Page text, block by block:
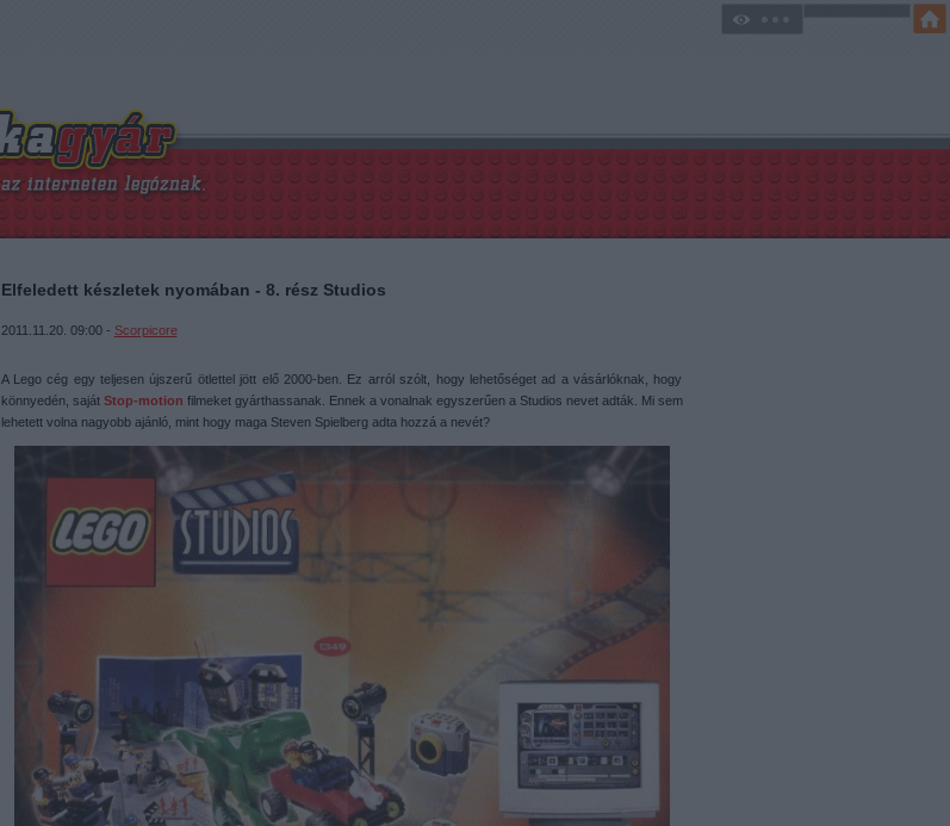
Elfeledett készletek nyomában - 8. rész Studios
2011.11.20. 09:00 - Scorpicore
A Lego cég egy teljesen újszerű ötlettel jött elő 2000-ben. Ez arról szólt, hogy lehetőséget ad a vásárlóknak, hogy
könnyedén, saját Stop-motion filmeket gyárthassanak. Ennek a vonalnak egyszerűen a Studios nevet adták. Mi sem
lehetett volna nagyobb ajánló, mint hogy maga Steven Spielberg adta hozzá a nevét?